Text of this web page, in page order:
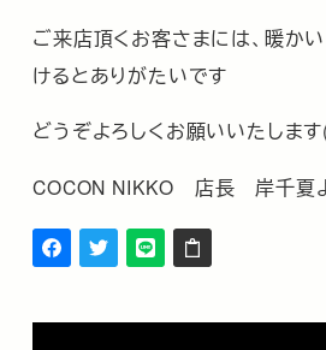
ご来店頂くお客さまには、暖か
けるとありがたいです
どうぞよろしくお願いいたしま
COCON NIKKO 店長 岸千夏